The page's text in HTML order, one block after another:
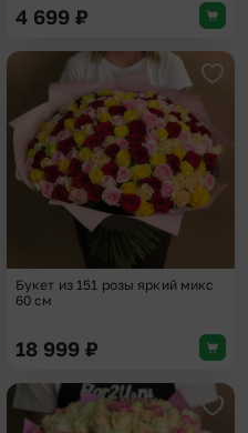
4 699 ₽
в избранное
Букет из 151 розы яркий микс
60 см
18 999 ₽
в избранное